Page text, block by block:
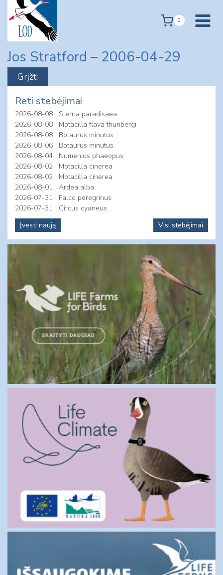
content
0
Jos Stratford – 2006-04-29
Reti stebėjimai
2026-08-08
Sterna paradisaea
2026-08-08
Motacilla flava thunbergi
2026-08-08
Botaurus minutus
2026-08-06
Botaurus minutus
2026-08-04
Numenius phaeopus
2026-08-02
Motacilla cinerea
2026-08-02
Motacilla cinerea
2026-08-01
Ardea alba
2026-07-31
Falco peregrinus
2026-07-31
Circus cyaneus
Įvesti naują
Visi stebėjimai